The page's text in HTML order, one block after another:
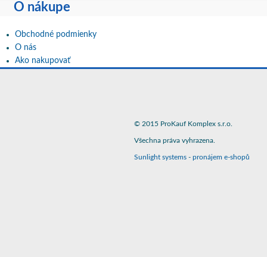
O nákupe
Obchodné podmienky
O nás
Ako nakupovať
© 2015 ProKauf Komplex s.r.o.
Všechna práva vyhrazena.
Sunlight systems - pronájem e-shopů